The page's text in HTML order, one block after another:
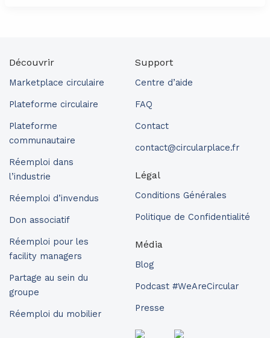
Découvrir
Marketplace circulaire
Plateforme circulaire
Plateforme
communautaire
Réemploi dans
l’industrie
Réemploi d’invendus
Don associatif
Réemploi pour les
facility managers
Partage au sein du
groupe
Réemploi du mobilier
Support
Centre d’aide
FAQ
Contact
contact@circularplace.fr
Légal
Conditions Générales
Politique de Confidentialité
Média
Blog
Podcast #WeAreCircular
Presse